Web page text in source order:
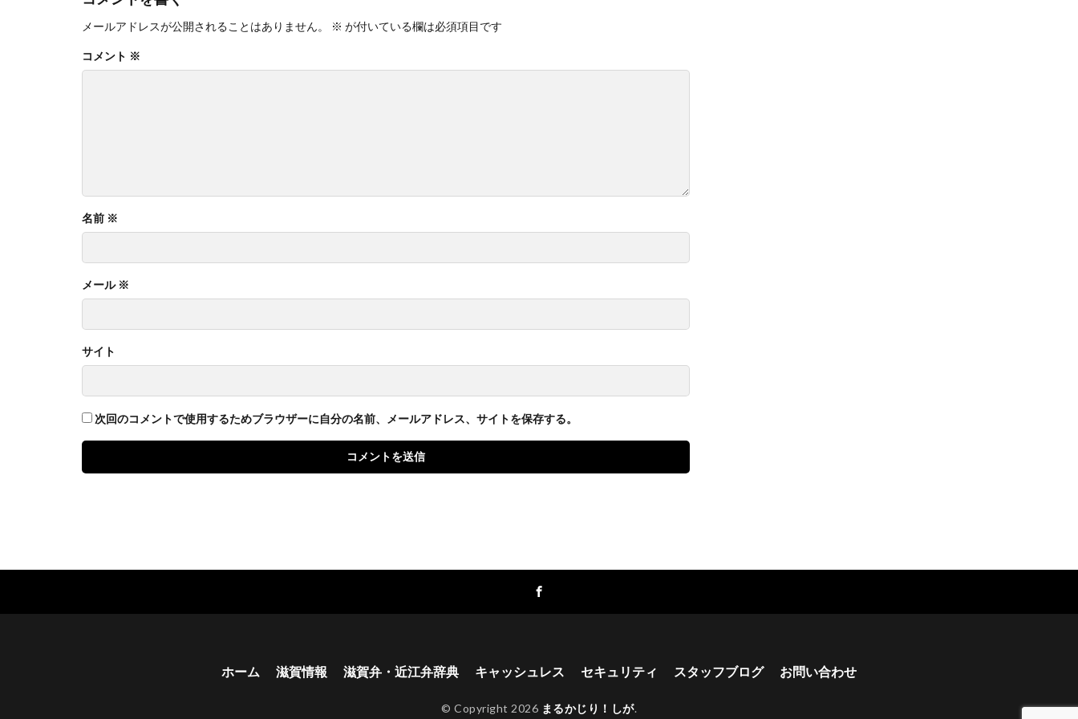
メールアドレスが公開されることはありません。 ※ が付いている欄は必須項目です
コメント ※
名前 ※
メール ※
サイト
次回のコメントで使用するためブラウザーに自分の名前、メールアドレス、サイトを保存する。
ホーム 滋賀情報 滋賀弁・近江弁辞典 キャッシュレス セキュリティ スタッフブログ お問い合わせ
© Copyright 2026 まるかじり！しが.